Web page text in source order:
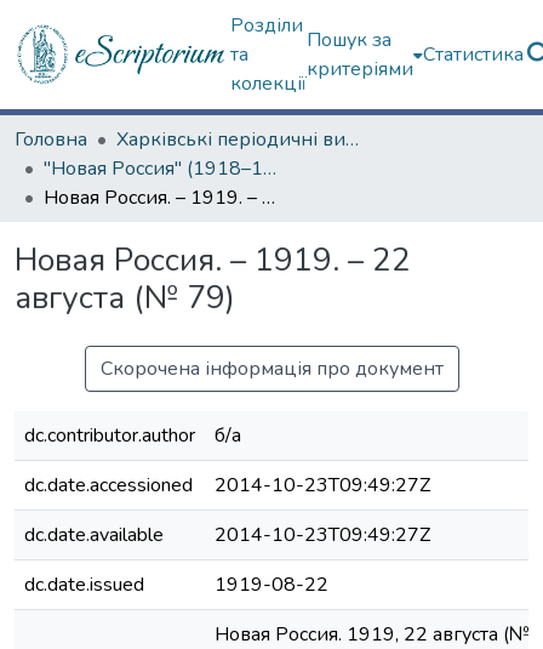
Розділи
та
колекції
Пошук за
критеріями
Статистика
Головна
Харківські періодичні видання
"Новая Россия" (1918–1919 гг.)
Новая Россия. – 1919. – 22 августа (№ 79)
Новая Россия. – 1919. – 22
августа (№ 79)
Скорочена інформація про документ
dc.contributor.author
б/а
dc.date.accessioned
2014-10-23T09:49:27Z
dc.date.available
2014-10-23T09:49:27Z
dc.date.issued
1919-08-22
Новая Россия. 1919, 22 августа (№